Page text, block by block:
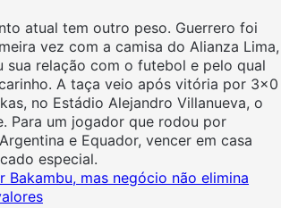
atual tem outro peso. Guerrero foi
vez com a camisa do Alianza Lima,
sua relação com o futebol e pelo qual
A taça veio após vitória por 3×0
no Estádio Alejandro Villanueva, o
Para um jogador que rodou por
e Equador, vencer em casa
especial.
Bakambu, mas negócio não elimina